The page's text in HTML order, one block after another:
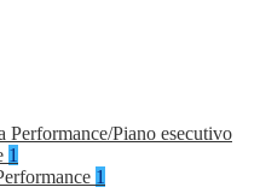
Performance/Piano esecutivo
1
1